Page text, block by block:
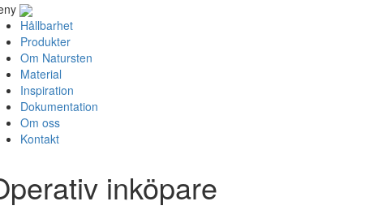
Hållbarhet
Produkter
Om Natursten
Material
Inspiration
Dokumentation
Om oss
Kontakt
inköpare